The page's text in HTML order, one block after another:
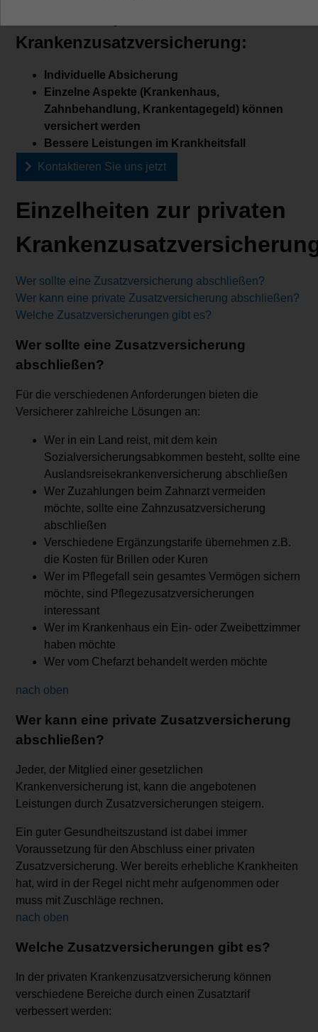
Krankenzusatzversicherung:
Individuelle Absicherung
Einzelne Aspekte (Krankenhaus,
Zahnbehandlung, Krankentagegeld) können
versichert werden
Bessere Leistungen im Krankheitsfall
Kontaktieren Sie uns jetzt
Einzelheiten zur privaten
Wer sollte eine Zusatzversicherung abschließen?
Wer kann eine private Zusatzversicherung abschließen?
Welche Zusatzversicherungen gibt es?
Wer sollte eine Zusatzversicherung
abschließen?
Für die verschiedenen Anforderungen bieten die
Versicherer zahlreiche Lösungen an:
Wer in ein Land reist, mit dem kein
Sozialversicherungsabkommen besteht, sollte eine
Auslandsreisekrankenversicherung abschließen
Wer Zuzahlungen beim Zahnarzt vermeiden
möchte, sollte eine Zahnzusatzversicherung
abschließen
Verschiedene Ergänzungstarife übernehmen z.B.
die Kosten für Brillen oder Kuren
Wer im Pflegefall sein gesamtes Vermögen sichern
möchte, sind Pflegezusatzversicherungen
interessant
Wer im Krankenhaus ein Ein- oder Zweibettzimmer
haben möchte
Wer vom Chefarzt behandelt werden möchte
nach oben
Wer kann eine private Zusatzversicherung
abschließen?
Jeder, der Mitglied einer gesetzlichen
Krankenversicherung ist, kann die angebotenen
Leistungen durch Zusatzversicherungen steigern.
Ein guter Gesundheitszustand ist dabei immer
Voraussetzung für den Abschluss einer privaten
Zusatzversicherung. Wer bereits erhebliche Krankheiten
hat, wird in der Regel nicht mehr aufgenommen oder
muss mit Zuschläge rechnen.
nach oben
Welche Zusatzversicherungen gibt es?
In der privaten Krankenzusatzversicherung können
verschiedene Bereiche durch einen Zusatztarif
verbessert werden: